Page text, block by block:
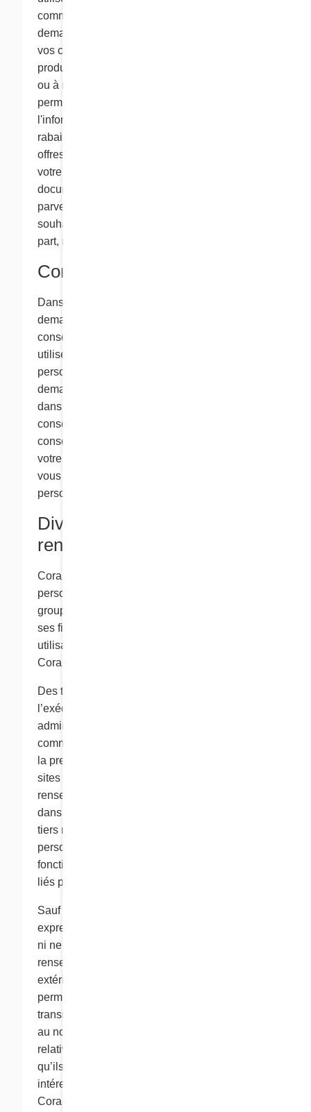
communiquer avec vous, pour répondre à vos
demandes de renseignements et pour obtenir
vos commentaires sur nos sites Web et sur nos
produits, ou pour vous inscrire à nos concours
ou à nos tirages au sort. À l’occasion, avec votre
permission, nous vous ferons parvenir de
l'information de marketing comme des bons
rabais, des renseignements sur de nouvelles
offres de produits, etc. Si vous ne donnez pas
votre consentement pour recevoir cette
documentation, nous ne vous la faisons pas
parvenir. Si vous nous dites que vous ne
souhaitez plus recevoir d’information de notre
part, nous n’enverrons plus aucun document.
Consentement
Dans la plupart des cas, nous vous
demanderons de nous transmettre votre
consentement explicite si nous devons recueillir,
utiliser ou divulguer vos renseignements
personnels. Normalement, nous vous
demandons votre consentement par écrit mais,
dans certains cas, nous pouvons accepter votre
consentement verbal. Parfois, votre
consentement peut être déduit implicitement de
votre comportement avec nous, comme lorsque
vous nous fournissez vos renseignements
personnels sur notre site Web.
Divulgation des
renseignements personnels
Cora peut partager vos renseignements
personnels au sein même du groupe Cora. Le
groupe Cora comprend Cora, ses franchisés,
ses filiales et ses sociétés affiliées. Toute
utilisation de ces renseignements par le groupe
Cora est conforme à la présente politique.
Des tiers peuvent être engagés par Cora pour
l’exécution de diverses fonctions
administratives, comme l’exécution de
commandes, la participation à des promotions et
la prestation de services techniques pour nos
sites Web. Ces tiers peuvent avoir accès à vos
renseignements personnels s’ils en ont besoin
dans l’exécution de ces fonctions. Toutefois, ces
tiers ne peuvent utiliser lesdits renseignements
personnels que pour l’exécution de telles
fonctions, et à aucune autre fin. Ces tiers sont
liés par la présente politique de confidentialité.
Sauf si cela fait l’objet d’une prescription
expresse prévue aux présentes, Cora ne vend,
ni ne transfère ou ne divulgue des
renseignements personnels à des tiers
extérieurs au groupe Cora. Toutefois, avec votre
permission, nous pouvons occasionnellement
transmettre des renseignements de marketing
au nom de l’un de nos partenaires commerciaux
relativement à des produits ou des services
qu’ils offrent et qui sont susceptibles de vous
intéresser. Certains partenaires commerciaux de
Cora pourront vous demander si vous souhaitez